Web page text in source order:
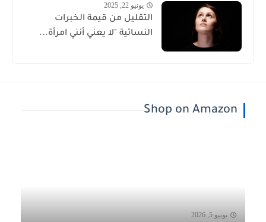
يونيو 22, 2025
التقليل من قيمة الخبرات
النسائية "لا يعني أنني امرأة...
Shop on Amazon
يونيو 5, 2026